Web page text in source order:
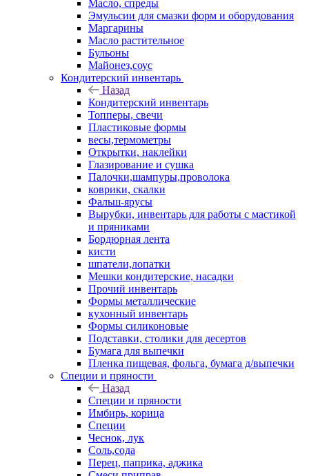
Масло, спреды
Эмульсии для смазки форм и оборудования
Маргарины
Масло растительное
Бульоны
Майонез,соус
Кондитерский инвентарь
Назад
Кондитерский инвентарь
Топперы, свечи
Пластиковые формы
весы,термометры
Открытки, наклейки
Глазирование и сушка
Палочки,шампуры,проволока
коврики, скалки
Фальш-ярусы
Вырубки, инвентарь для работы с мастикой
и пряниками
Бордюрная лента
кисти
шпатели,лопатки
Мешки кондитерские, насадки
Прочий инвентарь
Формы металлические
кухонный инвентарь
Формы силиконовые
Подставки, столики для десертов
Бумага для выпечки
Пленка пищевая, фольга, бумага д/выпечки
Специи и пряности
Назад
Специи и пряности
Имбирь, корица
Специи
Чеснок, лук
Соль,сода
Перец, паприка, аджика